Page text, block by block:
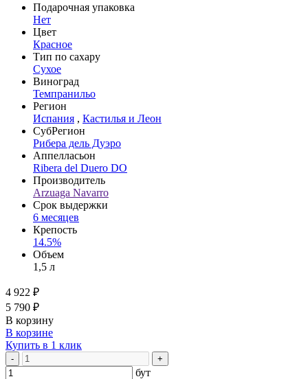
Подарочная упаковка
Нет
Цвет
Красное
Тип по сахару
Сухое
Виноград
Темпранильо
Регион
Испания , Кастилья и Леон
СубРегион
Рибера дель Дуэро
Аппелласьон
Ribera del Duero DO
Производитель
Arzuaga Navarro
Срок выдержки
6 месяцев
Крепость
14.5%
Объем
1,5 л
4 922 ₽
5 790 ₽
В корзину
В корзине
Купить в 1 клик
- +
бут